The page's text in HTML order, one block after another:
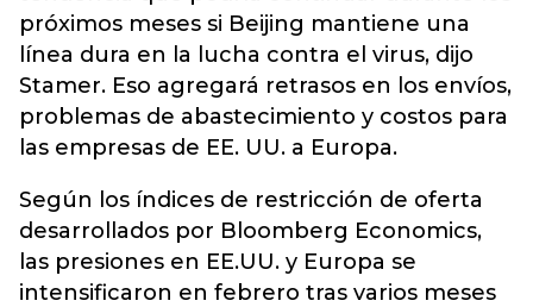
próximos meses si Beijing mantiene una
línea dura en la lucha contra el virus, dijo
Stamer. Eso agregará retrasos en los envíos,
problemas de abastecimiento y costos para
las empresas de EE. UU. a Europa.
Según los índices de restricción de oferta
desarrollados por Bloomberg Economics,
las presiones en EE.UU. y Europa se
intensificaron en febrero tras varios meses